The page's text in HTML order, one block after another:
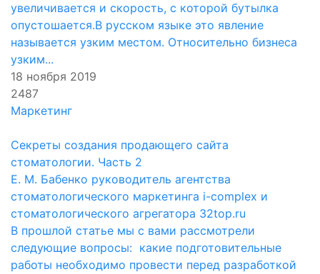
увеличивается и скорость, с которой бутылка
опустошается.В русском языке это явление
называется узким местом. Относительно бизнеса
узким...
18 ноября 2019
2487
Маркетинг
Секреты создания продающего сайта
стоматологии. Часть 2
Е. М. Бабенко руководитель агентства
стоматологического маркетинга i-complex и
стоматологического агрегатора 32top.ru
В прошлой статье мы с вами рассмотрели
следующие вопросы: какие подготовительные
работы необходимо провести перед разработкой